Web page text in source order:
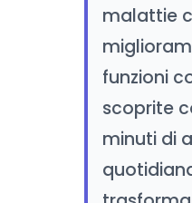
malattie
funzioni
scoprite
minuti di